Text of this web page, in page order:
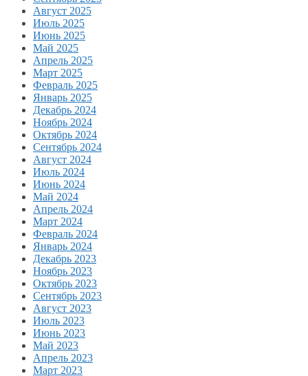
Август 2025
Июль 2025
Июнь 2025
Май 2025
Апрель 2025
Март 2025
Февраль 2025
Январь 2025
Декабрь 2024
Ноябрь 2024
Октябрь 2024
Сентябрь 2024
Август 2024
Июль 2024
Июнь 2024
Май 2024
Апрель 2024
Март 2024
Февраль 2024
Январь 2024
Декабрь 2023
Ноябрь 2023
Октябрь 2023
Сентябрь 2023
Август 2023
Июль 2023
Июнь 2023
Май 2023
Апрель 2023
Март 2023